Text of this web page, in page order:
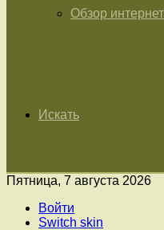
Обзор
Искать
Пятница, 7 августа 2026
Войти
Switch skin